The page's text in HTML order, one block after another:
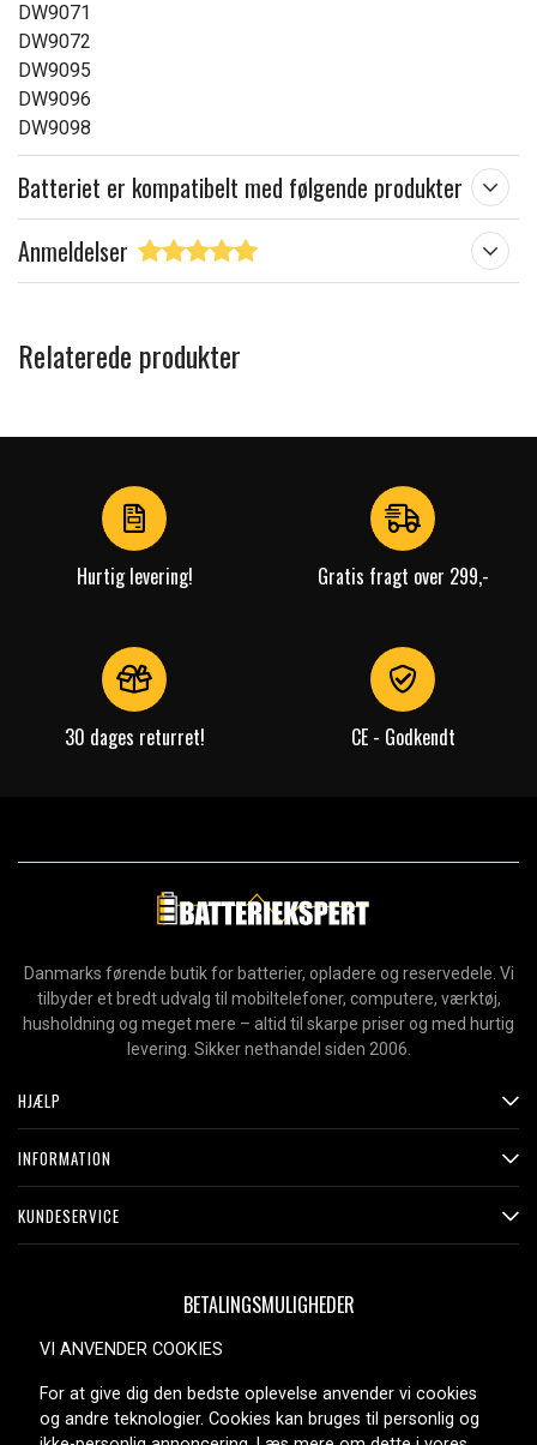
DW9071
DW9072
DW9095
DW9096
DW9098
Batteriet er kompatibelt med følgende produkter
Anmeldelser
Relaterede produkter
Hurtig levering! Gratis fragt over 299,-
30 dages returret! CE - Godkendt
Danmarks førende butik for batterier, opladere og reservedele. Vi
tilbyder et bredt udvalg til mobiltelefoner, computere, værktøj,
husholdning og meget mere – altid til skarpe priser og med hurtig
levering. Sikker nethandel siden 2006.
HJÆLP
INFORMATION
KUNDESERVICE
BETALINGSMULIGHEDER
LEVERINGSMULIGHEDER
VI ANVENDER COOKIES
For at give dig den bedste oplevelse anvender vi cookies
og andre teknologier. Cookies kan bruges til personlig og